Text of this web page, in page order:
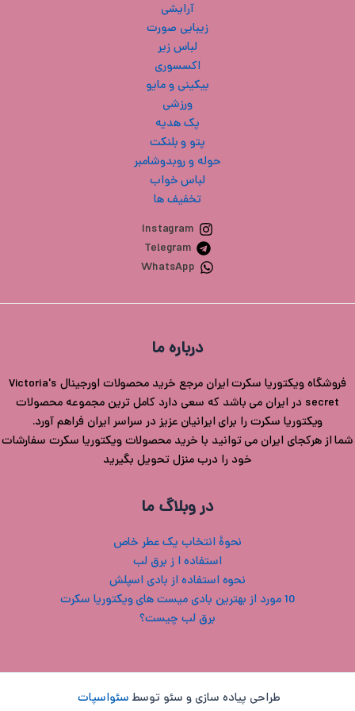
آرایشی
زیبایی صورت
لباس زیر
اکسسوری
بیکینی و مایو
ورزشی
پک هدیه
پتو و بلنکت
حوله و روبدوشامبر
لباس خواب
تخفیف ها
Instagram
Telegram
WhatsApp
درباره ما
فروشگاه ویکتوریا سکرت ایران مرجع خرید محصولات اورجینال Victoria's
secret در ایران می باشد که سعی دارد کامل ترین مجموعه محصولات
ویکتوریا سکرت را برای ایرانیان عزیز در سراسر ایران فراهم آورد.
شما از هرکجای ایران می توانید با خرید محصولات ویکتوریا سکرت سفارشات
خود را درب منزل تحویل بگیرید
در وبلاگ ما
نحوۀ انتخاب یک عطر خاص
استفاده ا ز برق لب
نحوه استفاده از بادی اسپلش
10 مورد از بهترین بادی میست های ویکتوریا سکرت
برق لب چیست؟
طراحی پیاده سازی و سئو توسط سئواسپات